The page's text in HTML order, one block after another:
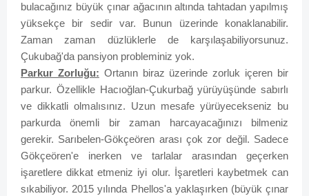
bulacağınız büyük çınar ağacının altında tahtadan yapılmış
yüksekçe bir sedir var. Bunun üzerinde konaklanabilir.
Zaman zaman düzlüklerle de karşılaşabiliyorsunuz.
Çukubağ'da pansiyon probleminiz yok.
Parkur Zorluğu: Ortanın biraz üzerinde zorluk içeren bir
parkur. Özellikle Hacıoğlan-Çukurbağ yürüyüşünde sabırlı
ve dikkatli olmalısınız. Uzun mesafe yürüyecekseniz bu
parkurda önemli bir zaman harcayacağınızı bilmeniz
gerekir. Sarıbelen-Gökçeören arası çok zor değil. Sadece
Gökçeören'e inerken ve tarlalar arasından geçerken
işaretlere dikkat etmeniz iyi olur. İşaretleri kaybetmek can
sıkabiliyor. 2015 yılında Phellos'a yaklaşırken (büyük çınar